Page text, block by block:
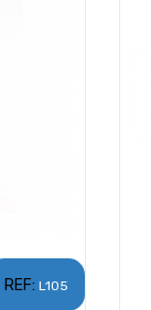
REF: L105